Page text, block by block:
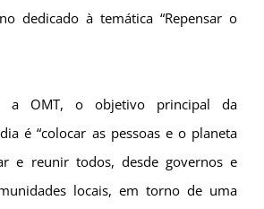
dedicado à temática “Repensar o
a OMT, o objetivo principal da
é “colocar as pessoas e o planeta
e reunir todos, desde governos e
locais, em torno de uma